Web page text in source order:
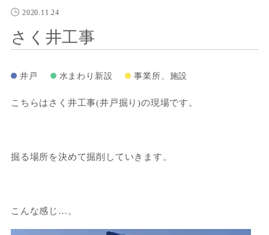
2020.11.24
さく井工事
井戸 水まわり新設 事業所、施設
こちらはさく井工事(井戸掘り)の現場です。
掘る場所を決めて掘削していきます。
こんな感じ…。